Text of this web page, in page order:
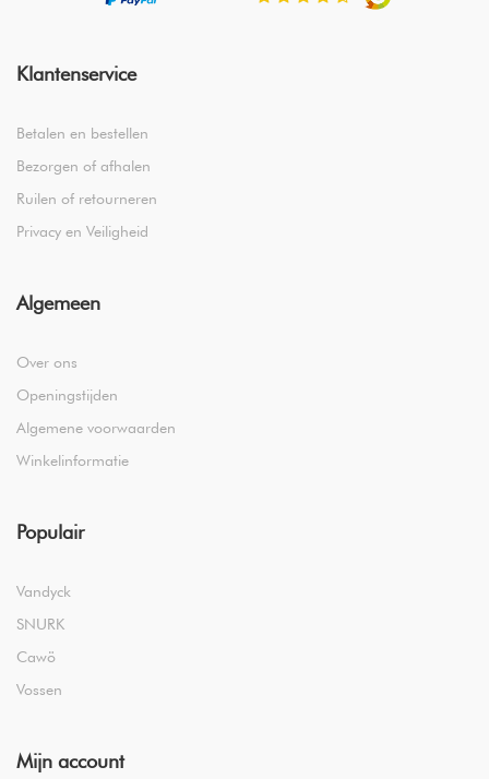
Klantenservice
Betalen en bestellen
Bezorgen of afhalen
Ruilen of retourneren
Privacy en Veiligheid
Algemeen
Over ons
Openingstijden
Algemene voorwaarden
Winkelinformatie
Populair
Vandyck
SNURK
Cawö
Vossen
Mijn account